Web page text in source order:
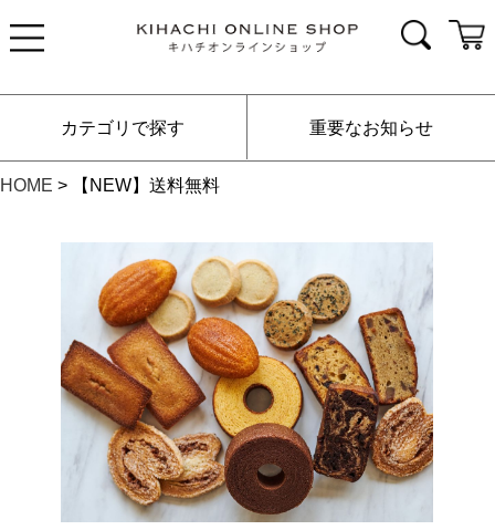
カテゴリで探す 重要なお知らせ
HOME 【NEW】送料無料